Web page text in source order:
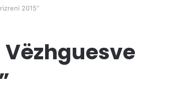
2015”